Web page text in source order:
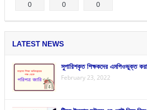
0 0 0
LATEST NEWS
সুপারিশকৃত শিক্ষকদের এমপিওভুক্ত
February 23, 2022